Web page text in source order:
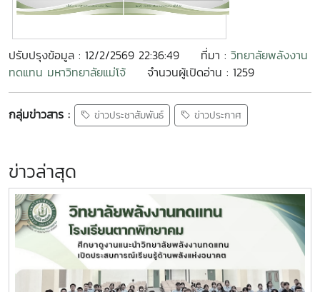
ปรับปรุงข้อมูล : 12/2/2569 22:36:49 ที่มา : วิทยาลัยพลังงาน
ทดแทน มหาวิทยาลัยแม่โจ้
จำนวนผู้เปิดอ่าน : 1259
กลุ่มข่าวสาร : ข่าวประชาสัมพันธ์ ข่าวประกาศ
ข่าวล่าสุด